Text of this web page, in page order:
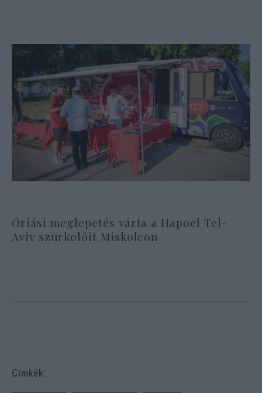
Óriási meglepetés várta a Hapoel Tel-
Aviv szurkolóit Miskolcon
Cimkék: